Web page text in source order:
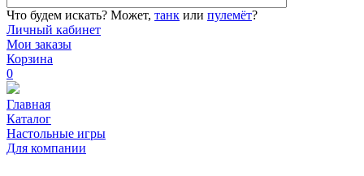
Что будем искать? Может, танк или пулемёт?
Личный кабинет
Мои заказы
Корзина
0
Главная
Каталог
Настольные игры
Для компании